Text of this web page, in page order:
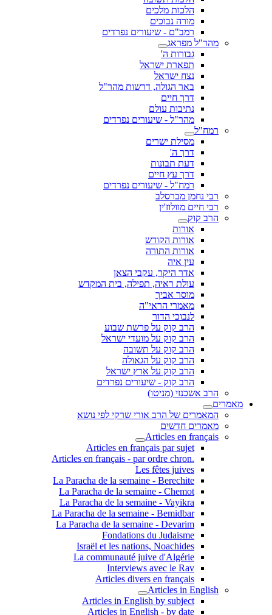
הלכות מלכים
מורה נבוכים
רמב"ם - שיעורים נפרדים
מהר"ל מפראג
גבורות ה'
תפארת ישראל
נצח ישראל
באר הגולה, דרשות מהר"ל
דרך חיים
נתיבות עולם
מהר"ל - שיעורים נפרדים
רמח"ל
מסילת ישרים
דרך ה'
דעת תבונות
דרך עץ חיים
רמח"ל - שיעורים נפרדים
רבי נחמן מברסלב
רבי חיים מוולוז'ין
הרב קוק
אורות
אורות הקודש
אורות התורה
עין איה
אדר היקר, עקבי הצאן
עולת ראיה, תפילה, בית המקדש
מוסר אביך
מאמרי הראי"ה
לנבוכי הדור
הרב קוק על פרשת שבוע
הרב קוק על מועדי ישראל
הרב קוק על תשובה
הרב קוק על הגאולה
הרב קוק על ארץ ישראל
הרב קוק - שיעורים נפרדים
הרב אשכנזי (מניטו)
מאמרים
המאמרים של הרב אורי שרקי לפי נושא
מאמרים חדשים
Articles en français
Articles en français par sujet
.Articles en français - par ordre chron
Les fêtes juives
La Paracha de la semaine - Berechite
La Paracha de la semaine - Chemot
La Paracha de la semaine - Vayikra
La Paracha de la semaine - Bemidbar
La Paracha de la semaine - Devarim
Fondations du Judaisme
Israël et les nations, Noachides
La communauté juive d'Algérie
Interviews avec le Rav
Articles divers en français
Articles in English
Articles in English by subject
Articles in English - by date